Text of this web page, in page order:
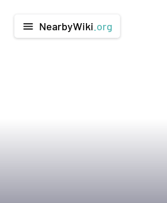
menu NearbyWiki .org